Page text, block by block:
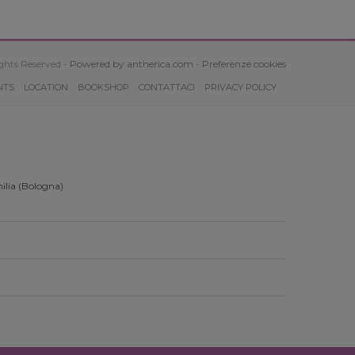
Reserved - Powered by antherica.com - Preferenze cookies
LOCATION BOOKSHOP CONTATTACI PRIVACY POLICY
(Bologna)